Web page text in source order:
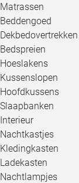
Matrassen
Beddengoed
Dekbedovertrekken
Bedspreien
Hoeslakens
Kussenslopen
Hoofdkussens
Slaapbanken
Interieur
Nachtkastjes
Kledingkasten
Ladekasten
Nachtlampjes